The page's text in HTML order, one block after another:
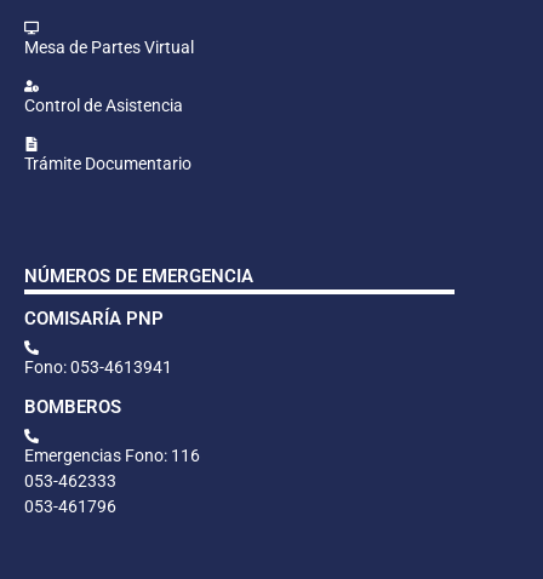
Mesa de Partes Virtual
Control de Asistencia
Trámite Documentario
NÚMEROS DE EMERGENCIA
COMISARÍA PNP
Fono: 053-4613941
BOMBEROS
Emergencias Fono: 116
053-462333
053-461796